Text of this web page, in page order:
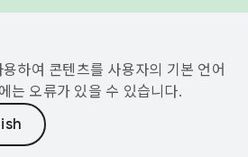
하여 콘텐츠를 사용자의 기본 언어
는 오류가 있을 수 있습니다.